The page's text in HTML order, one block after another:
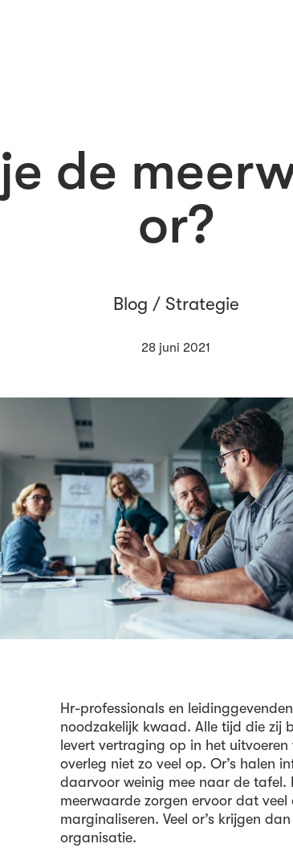
de
or?
Blog / Strategie
28 juni 2021
Hr-professionals en
noodzakelijk kwaad. Alle tijd die zij
levert vertraging op in het
overleg niet zo veel op. Or’s halen
daarvoor weinig mee naar de tafel.
meerwaarde zorgen ervoor dat
marginaliseren. Veel or’s krijgen
organisatie.